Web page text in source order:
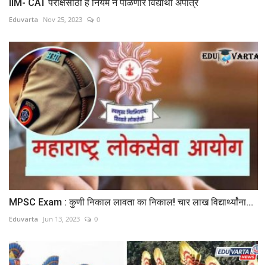
IIM- CAT परीक्षेसाठी हे नियम न पाळणारे विद्यार्थी अपात्र
Eduvarta Nov 25, 2023 0
MPSC Exam : कुणी निकाल लावता का निकाल! चार लाख विद्यार्थ्यांना...
Eduvarta Jun 13, 2023 0